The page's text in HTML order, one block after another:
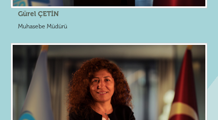
Gürel ÇETİN
Muhasebe Müdürü